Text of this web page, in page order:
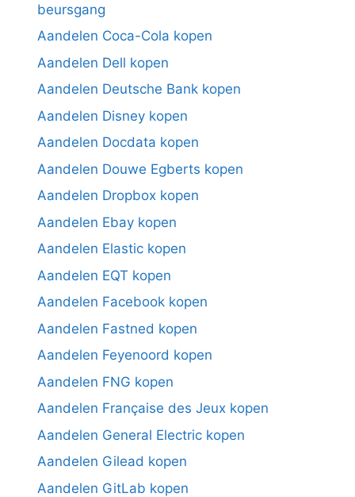
beursgang
Aandelen Coca-Cola kopen
Aandelen Dell kopen
Aandelen Deutsche Bank kopen
Aandelen Disney kopen
Aandelen Docdata kopen
Aandelen Douwe Egberts kopen
Aandelen Dropbox kopen
Aandelen Ebay kopen
Aandelen Elastic kopen
Aandelen EQT kopen
Aandelen Facebook kopen
Aandelen Fastned kopen
Aandelen Feyenoord kopen
Aandelen FNG kopen
Aandelen Française des Jeux kopen
Aandelen General Electric kopen
Aandelen Gilead kopen
Aandelen GitLab kopen